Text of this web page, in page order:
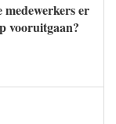
medewerkers er
vooruitgaan?